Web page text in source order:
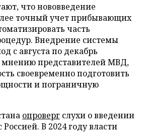
что нововведение
точный учет прибывающих
часть
Внедрение системы
с августа по декабрь
мнению представителей МВД,
своевременно подготовить
и пограничную
опроверг слухи о введении
В 2024 году власти